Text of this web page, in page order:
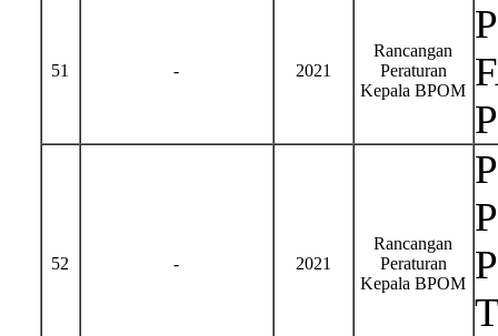
51 - 2021
Rancangan
Peraturan
Kepala BPOM
52 - 2021
Rancangan
Peraturan
Kepala BPOM